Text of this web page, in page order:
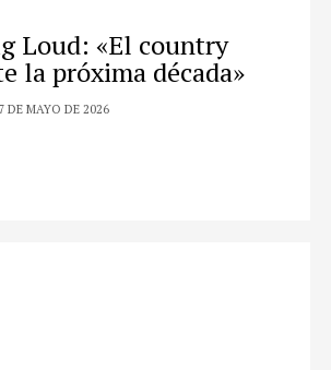
Loud: «El country
la próxima década»
7 DE MAYO DE 2026